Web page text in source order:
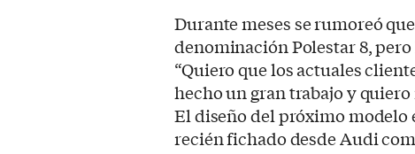
Durante meses se rumoreó
denominación Polestar 8,
“Quiero que los actuales
hecho un gran trabajo y
El diseño del próximo
recién fichado desde Audi